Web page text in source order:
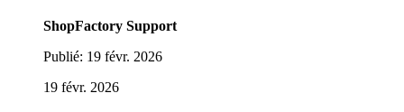
ShopFactory Support
Publié: 19 févr. 2026
19 févr. 2026